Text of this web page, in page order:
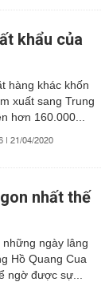
khẩu của
hàng khác khốn
xuất sang Trung
hơn 160.000...
| 21/04/2020
nhất thế
ngày lâng
Hồ Quang Cua
ngờ được sự...